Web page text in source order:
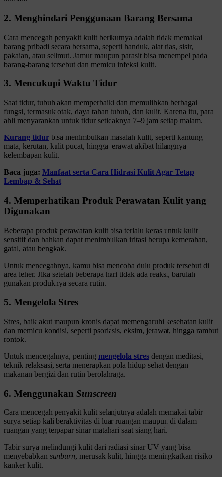
2. Menghindari Penggunaan Barang Bersama
Cara mencegah penyakit kulit berikutnya adalah tidak memakai
barang pribadi secara bersama, seperti handuk, alat rias, sisir,
pakaian, atau selimut. Jamur maupun parasit bisa menempel pada
barang-barang tersebut dan memicu infeksi kulit.
3. Mencukupi Waktu Tidur
Saat tidur, tubuh akan memperbaiki dan memulihkan berbagai
fungsi, termasuk otak, daya tahan tubuh, dan kulit. Karena itu, para
ahli menyarankan untuk tidur setidaknya 7–9 jam setiap malam.
Kurang tidur bisa menimbulkan masalah kulit, seperti kantung
mata, kerutan, kulit pucat, hingga jerawat akibat hilangnya
kelembapan kulit.
Baca juga: Manfaat serta Cara Hidrasi Kulit Agar Tetap
Lembap & Sehat
4. Memperhatikan Produk Perawatan Kulit yang
Digunakan
Beberapa produk perawatan kulit bisa terlalu keras untuk kulit
sensitif dan bahkan dapat menimbulkan iritasi berupa kemerahan,
gatal, atau bengkak.
Untuk mencegahnya, kamu bisa mencoba dulu produk tersebut di
area leher. Jika setelah beberapa hari tidak ada reaksi, barulah
gunakan produknya secara rutin.
5. Mengelola Stres
Stres, baik akut maupun kronis dapat memengaruhi kesehatan kulit
dan memicu kondisi, seperti psoriasis, eksim, jerawat, hingga rambut
rontok.
Untuk mencegahnya, penting mengelola stres dengan meditasi,
teknik relaksasi, serta menerapkan pola hidup sehat dengan
makanan bergizi dan rutin berolahraga.
6. Menggunakan Sunscreen
Cara mencegah penyakit kulit selanjutnya adalah memakai tabir
surya setiap kali beraktivitas di luar ruangan maupun di dalam
ruangan yang terpapar sinar matahari saat siang hari.
Tabir surya melindungi kulit dari radiasi sinar UV yang bisa
menyebabkan sunburn, merusak kulit, hingga meningkatkan risiko
kanker kulit.